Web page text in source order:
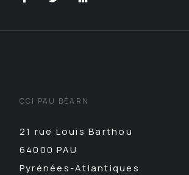
CCI PAU BÉARN
21 rue Louis Barthou
64000 PAU
Pyrénées-Atlantiques